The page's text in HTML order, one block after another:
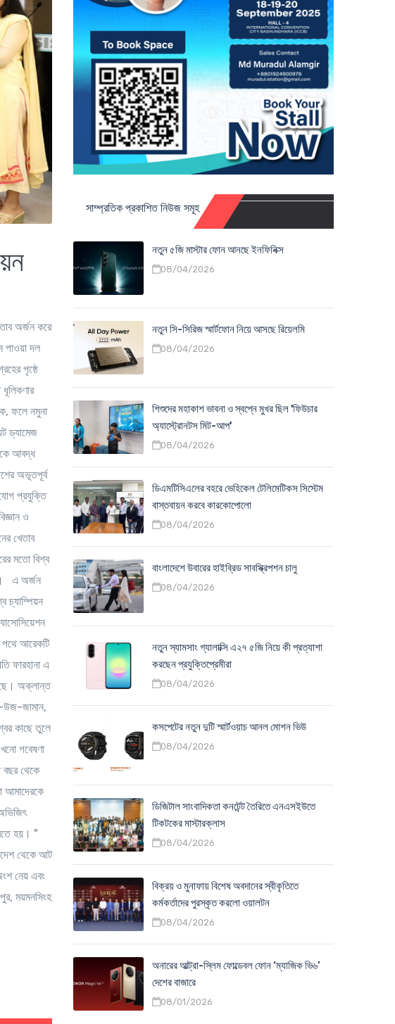
অর্জন করে
পাওয়া দল
পৃষ্ঠে
ফলে নমুনা
ড্যামেজ
আবদ্ধ
অভূতপূর্ব
প্রযুক্তি
ও
খেতাব
মতো বিশ্ব
এ অর্জন
চ্যাম্পিয়ন
পথে আরেকটি
ফারহানা এ
অক্লান্ত
উজ-জামান,
কাছে তুলে
গবেষণা
বছর থেকে
আমাদেরকে
হয়। "
থেকে আট
নেয় এবং
ময়মনসিংহ
সাম্প্রতিক প্রকাশিত নিউজ সমূহ
নতুন ৫জি মাস্টার ফোন আনছে ইনফিনিক্স
08/04/2026
নতুন সি-সিরিজ স্মার্টফোন নিয়ে আসছে রিয়েলমি
08/04/2026
শিশুদের মহাকাশ ভাবনা ও স্বপ্নে মুখর ছিল 'ফিউচার
অ্যাস্ট্রোনটস মিট-আপ'
08/04/2026
ডিএমটিসিএলের বহরে ভেহিকেল টেলিমেটিকস সিস্টেম
বাস্তবায়ন করবে কারকোপোলো
08/04/2026
বাংলাদেশে উবারের হাইব্রিড সাবস্ক্রিপশন চালু
08/04/2026
নতুন স্যামসাং গ্যালাক্সি এ২৭ ৫জি নিয়ে কী প্রত্যাশা
করছেন প্রযুক্তিপ্রেমীরা
08/04/2026
কসপেটের নতুন দুটি স্মার্টওয়াচ আনল মোশন ভিউ
08/04/2026
ডিজিটাল সাংবাদিকতা কনটেন্ট তৈরিতে এনএসইউতে
টিকটকের মাস্টারক্লাস
08/04/2026
বিক্রয় ও মুনাফায় বিশেষ অবদানের স্বীকৃতিতে
কর্মকর্তাদের পুরস্কৃত করলো ওয়ালটন
08/04/2026
অনারের আল্ট্রা-স্লিম ফোল্ডেবল ফোন ‘ম্যাজিক ভি৬’
দেশের বাজারে
08/01/2026